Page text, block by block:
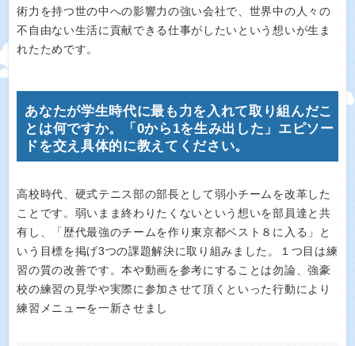
術力を持つ世の中への影響力の強い会社で、世界中の人々の
不自由ない生活に貢献できる仕事がしたいという想いが生ま
れたためです。
あなたが学生時代に最も力を入れて取り組んだこ
とは何ですか。「0から1を生み出した」エピソー
ドを交え具体的に教えてください。
高校時代、硬式テニス部の部長として弱小チームを改革した
ことです。弱いまま終わりたくないという想いを部員達と共
有し、「歴代最強のチームを作り東京都ベスト８に入る」と
いう目標を掲げ3つの課題解決に取り組みました。１つ目は練
習の質の改善です。本や動画を参考にすることは勿論、強豪
校の練習の見学や実際に参加させて頂くといった行動により
練習メニューを一新させまし